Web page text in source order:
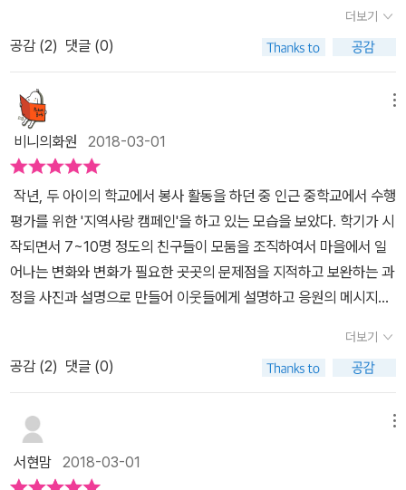
접 언급하지는 않았지만 노란 리본을 통해 충분히 유추할 수 있는데
2014년 4월 16일 300여명의 사상자를 낸 사건에 대해 지겹다라는
표현으로 애도하고 싶은 이들을 묵살하려는 시도는 아이들에게 주변
사람들이 죽든 말든 공부만 하라는 소리로 들릴 위험성을 보여준다.
무한 경쟁속에서 지쳐가는 아이들에게 위로와 공감을 가르쳐야 할 학
교가 오히려 외면하고 있는 현실의 모습에 소설이지만 현실 속 사건
을 대하는 느낌을 지울 수가 없다.「데이트하자!」는 단순히 14살 ‘공나
래’라는 소녀가 18살 ‘나수현’이라는 고등학생을 좋아하는 소설인 것
처럼 보여지지만 숨겨진 주인공은 바로 알츠하이머 병을 앓고 있는
수현이의 할머니다. 나래는 수현오빠와의 우연한 만남을 기획한다.
바로 이종 사촌인 서이유 언니에게 수현의 주말 동선을 파악한다. 수
현은 매주 토요일 집 근처 공원에서 운동을 한다는 소식을 접한 나래
야기 한다. 무료했고 더욱더 극적인 만남으로 보이고 싶은 나래는 할
현에게 지금 공원에 이상한 할머니한테 자신의 조카가 붙잡혀 있다고
다. 처음에는 할머니가 창피했던 수현은 나래에게 모르는 사람이라고
서, 더 오래 기억하려고 그런거지 잊어 가는 것이 아니라고.당시의 생
각에 다시금 먹먹해지는 가슴을 안고 읽어 내려갑니다.비록 노란 리
면 많은 사람들이 해밀처럼, 혹은 유대처럼 생각하고 있을 것입니다.
짝사랑에 대한 설레임을 담은 이야기.꿈을 찾는 이야기.사람들에 대
해서 울분을 토해내는 이야기.이 많은 이야기들은 현재를 살아 가는
우리네 아이들의 이야기입니다.작가는 이야기 속 친구들과 즐겁게 데
이트를 해 보자는 의미로 제목을 지었다고 '작가의 말'에서 이야기합
니다.작가의 말처럼 데이트란 설레임 그 자체입니다.그 상대가 누구
이건 말입니다.이 책을 읽을 청소년들도 그런 마음을 간직했으면 합
니다.오늘 누군가에게 청해보세요.'데이트 하자!'
해 본 그들과 우리의 시선, 아이들과 선생님의 시선을 읽으며탄식과
같은 신음을 내뱉으며 의지를 응원했었다.그런 의지와 친구들의 이야
기 다섯 편이 모여 책 한 권으로 탄생했고, 이야기 속 각기 다른 데이
트들을 살피고 때때로 웃음이 났고, 때때로 가슴이저렸다.치매에 걸
린 할머니를 둔 수현, 의지 친구 동생이 나래.그 아이들의 첫사랑은 이
렇게 황당하지만 예쁜 데이트로 이어지고, 이유가 만난삐딱이는 우리
주변에서 흔히 볼 수 있지만, 쉽게 만날 수 없기도 하다.다섯 편의 이
야기는 내 가슴에 다시 노란 불을 켜고, 아직 끝나지 않은 통증을 불러
일으켰다.그땐 그랬다.한없이 미안하고, 부끄럽고.... 끊임없이 한숨이
나왔다.이야기 주인공인 아이들이 하나, 둘 자기 자릴 찾아 움직일 때
나는 멍하니 아이들의 움직임에 귀를 기울였다.데이트는 끝나지 않았
다. 아이들은 끊임없이 자기 자신과 혹은 자신을 응원하는 누군가와
데이트를할 것이고, 나는 아이들의 데이트를 응원할 것이다.넘어진
그 자리에서 벌떡 일어나 툭툭 흙을 털어내고 다시 걷는 아이들.그 아
런 데이트로 아픈 봄이지만각기 다른 자신의 향기가 있는 꽃을 피워
보자.
더보기
공감 (2) 댓글 (0)
비니의화원 2018-03-01
작년, 두 아이의 학교에서 봉사 활동을 하던 중 인근 중학교에서 수행
평가를 위한 '지역사랑 캠페인'을 하고 있는 모습을 보았다. 학기가 시
작되면서 7~10명 정도의 친구들이 모둠을 조직하여서 마을에서 일
어나는 변화와 변화가 필요한 곳곳의 문제점을 지적하고 보완하는 과
정을 사진과 설명으로 만들어 이웃들에게 설명하고 응원의 메시지를
보았던 그들이 마을 곳곳을 돌며 관심을 기울이면서 활동한 그 열정
이 고스란히 담겨있는 자료를 보면서 참 대견스럽기도 하고, 나의 청
소년기보다 적극적이고 표현력이 좋음을 느낄 수 있었다. 그들의 설
명을 들으면서 그들만이 가지고 있는 풋풋함과 싱그러움 그리고 자신
를 하는 청소년들의 모습을 매체를 통해 만날 때가 있다. 거리로 나올
더보기
공감 (2) 댓글 (0)
서현맘 2018-03-01